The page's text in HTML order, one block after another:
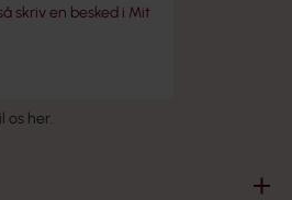
skriv en besked i Mit
os her.